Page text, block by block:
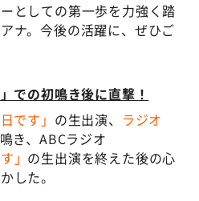
としての第一歩を力強く踏
ナ。今後の活躍に、ぜひご
での初鳴き後に直撃！
です」 の生出演、 ラジオ
き、ABCラジオ
」 の生出演を終えた後の心
した。